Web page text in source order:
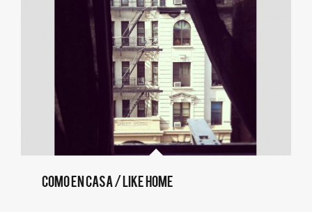
Como en casa / Like home